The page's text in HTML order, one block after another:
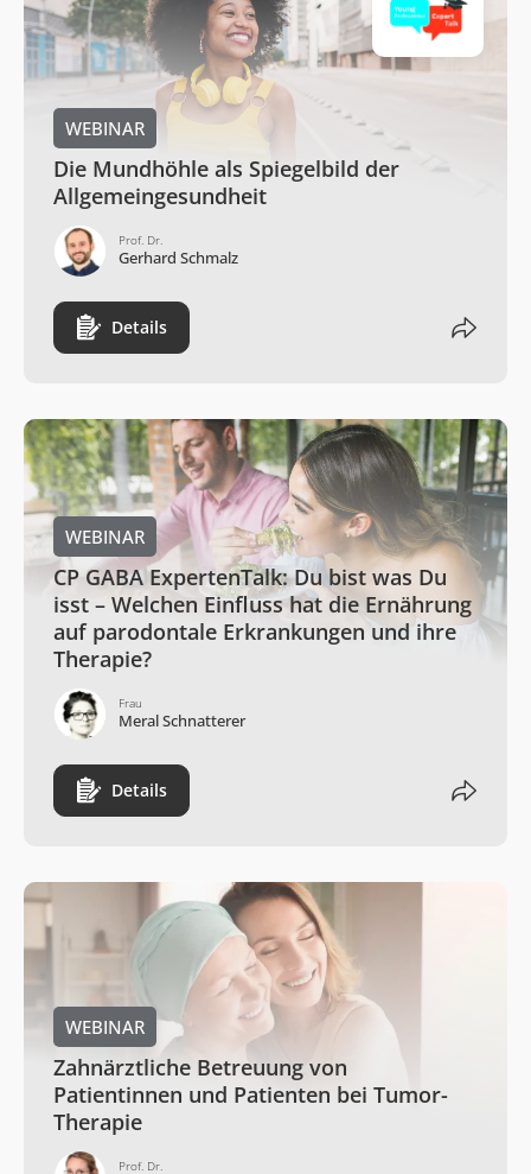
WEBINAR
Die Mundhöhle als Spiegelbild der
Allgemeingesundheit
Prof. Dr.
Gerhard Schmalz
Details
WEBINAR
CP GABA ExpertenTalk: Du bist was Du
isst – Welchen Einfluss hat die Ernährung
auf parodontale Erkrankungen und ihre
Therapie?
Frau
Meral Schnatterer
Details
WEBINAR
Zahnärztliche Betreuung von
Patientinnen und Patienten bei Tumor-
Therapie
Prof. Dr.